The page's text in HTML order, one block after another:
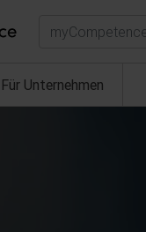
Suchen
Für Unternehmen